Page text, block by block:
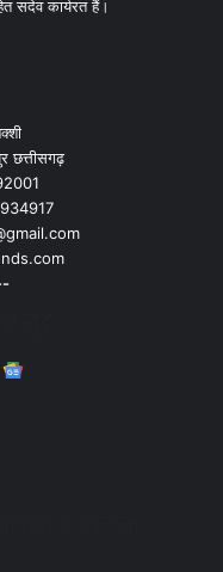
सदेव कार्यरत हैं।
छत्तीसगढ़
Instagram